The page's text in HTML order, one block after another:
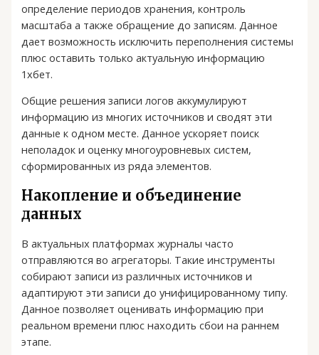
определение периодов хранения, контроль
масштаба а также обращение до записям. Данное
дает возможность исключить переполнения системы
плюс оставить только актуальную информацию
1хбет.
Общие решения записи логов аккумулируют
информацию из многих источников и сводят эти
данные к одном месте. Данное ускоряет поиск
неполадок и оценку многоуровневых систем,
сформированных из ряда элементов.
Накопление и объединение
данных
В актуальных платформах журналы часто
отправляются во агрегаторы. Такие инструменты
собирают записи из различных источников и
адаптируют эти записи до унифицированному типу.
Данное позволяет оценивать информацию при
реальном времени плюс находить сбои на раннем
этапе.